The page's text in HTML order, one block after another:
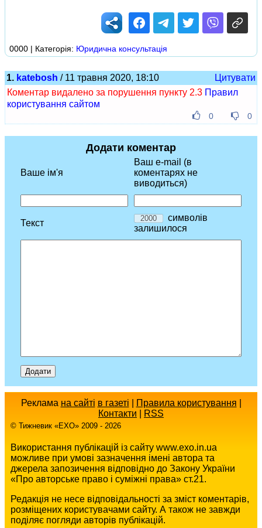
0000 | Категорія: Юридична консультація
1. katebosh / 11 травня 2020, 18:10
Цитувати
Коментар видалено за порушення пункту 2.3 Правил
користування сайтом
0 0
Додати коментар
Ваше ім'я
Ваш e-mail (в
коментарях не
виводиться)
Текст
символів
залишилося
Реклама на сайті в газеті Правила користування
Контакти
RSS
© Тижневик «EХO» 2009 - 2026
Використання публікацій із сайту www.exo.in.ua
можливе при умові зазначення імені автора та
джерела запозичення відповідно до Закону України
«Про авторське право і суміжні права» ст.21.
Редакція не несе відповідальності за зміст коментарів,
розміщених користувачами сайту. А також не завжди
поділяє погляди авторів публікацій.